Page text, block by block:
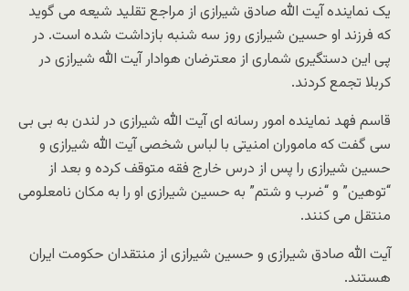
یک نماینده آیت الله صادق شیرازی از مراجع تقلید شیعه می گوید
که فرزند او حسین شیرازی روز سه شنبه بازداشت شده است. در
پی این دستگیری شماری از معترضان هوادار آیت الله شیرازی در
کربلا تجمع کردند.
قاسم فهد نماینده امور رسانه ای آیت الله شیرازی در لندن به بی بی
سی گفت که ماموران امنیتی با لباس شخصی آیت الله شیرازی و
حسین شیرازی را پس از درس خارج فقه متوقف کرده و بعد از
“توهین” و “ضرب و شتم” به حسین شیرازی او را به مکان نامعلومی
منتقل می کنند.
آیت الله صادق شیرازی و حسین شیرازی از منتقدان حکومت ایران
هستند.